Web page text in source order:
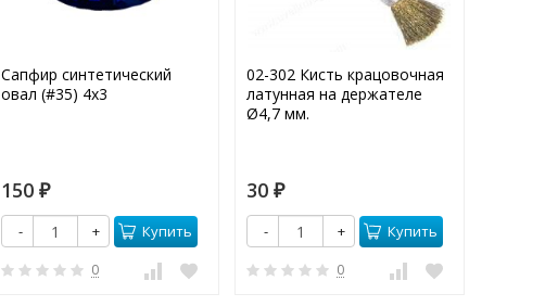
Сапфир синтетический
овал (#35) 4х3
150 ₽
- + Купить
0
02-302 Кисть крацовочная
латунная на держателе
Ø4,7 мм.
30 ₽
- + Купить
0